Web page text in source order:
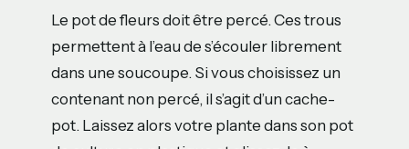
Le pot de fleurs doit être percé. Ces trous
permettent à l’eau de s’écouler librement
dans une soucoupe. Si vous choisissez un
contenant non percé, il s’agit d’un cache-
pot. Laissez alors votre plante dans son pot